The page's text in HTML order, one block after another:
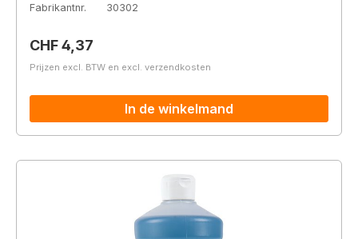
Fabrikantnr.
30302
Normale prijs:
CHF 4,37
Prijzen excl. BTW en excl. verzendkosten
In de winkelmand